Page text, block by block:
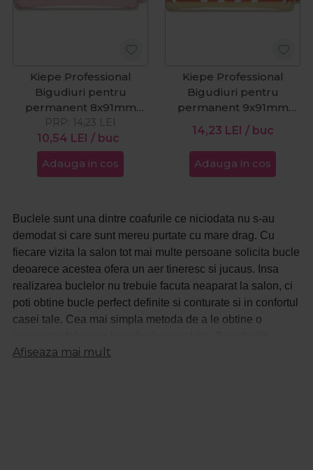
Kiepe Professional
Bigudiuri pentru
permanent 8x91mm
12buc
10,54 LEI / buc
PRP: 14,23 LEI
Adauga in cos
Kiepe Professional
Bigudiuri pentru
permanent 9x91mm
12buc
14,23 LEI / buc
Adauga in cos
Buclele sunt una dintre coafurile ce niciodata nu s-au
demodat si care sunt mereu purtate cu mare drag. Cu
fiecare vizita la salon tot mai multe persoane solicita bucle
deoarece acestea ofera un aer tineresc si jucaus. Insa
realizarea buclelor nu trebuie facuta neaparat la salon, ci
poti obtine bucle perfect definite si conturate si in confortul
casei tale. Cea mai simpla metoda de a le obtine o
incalzite pot fi realizate din diferite materiale: ceramice,
Afiseaza mai mult